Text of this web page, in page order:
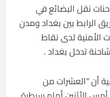
نقل البضائع في
الرابط بين بغداد ومدن
الأمنية لدى نقاط
تدخل بغداد .
أن “العشرات من